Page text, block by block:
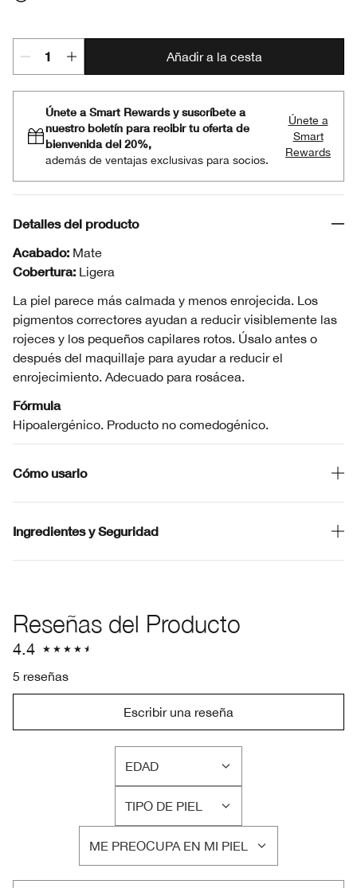
Añadir a la cesta
Únete a Smart Rewards y suscríbete a
nuestro boletín para recibir tu oferta de
bienvenida del 20%,
además de ventajas exclusivas para socios.
Únete a
Smart
Rewards
Detalles del producto
Acabado: Mate
Cobertura: Ligera
La piel parece más calmada y menos enrojecida. Los
pigmentos correctores ayudan a reducir visiblemente las
rojeces y los pequeños capilares rotos. Úsalo antes o
después del maquillaje para ayudar a reducir el
enrojecimiento. Adecuado para rosácea.
Fórmula
Hipoalergénico. Producto no comedogénico.
Cómo usarlo
Ingredientes y Seguridad
Reseñas del Producto
4.4
5 reseñas
Escribir una reseña
EDAD
FILTRAR
RESEÑAS
POR
EDAD
TIPO DE PIEL
FILTRAR
RESEÑAS
POR
TIPO
DE
ME PREOCUPA EN MI PIEL
FILTRAR
RESEÑAS